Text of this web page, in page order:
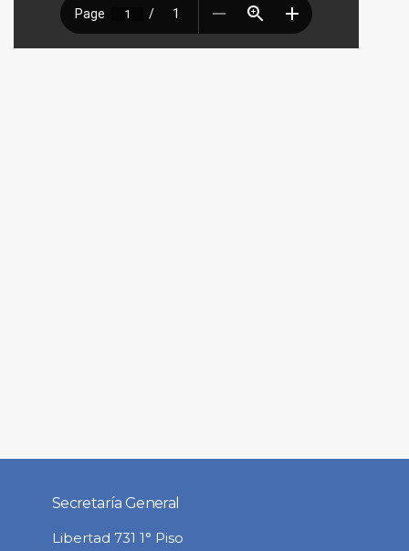
Secretaría General
Libertad 731 1° Piso